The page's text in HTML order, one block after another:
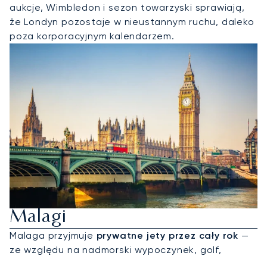
aukcje, Wimbledon i sezon towarzyski sprawiają,
że Londyn pozostaje w nieustannym ruchu, daleko
poza korporacyjnym kalendarzem.
Wynajmij Jet Prywatny Do
Malagi
Malaga przyjmuje prywatne jety przez cały rok —
ze względu na nadmorski wypoczynek, golf,